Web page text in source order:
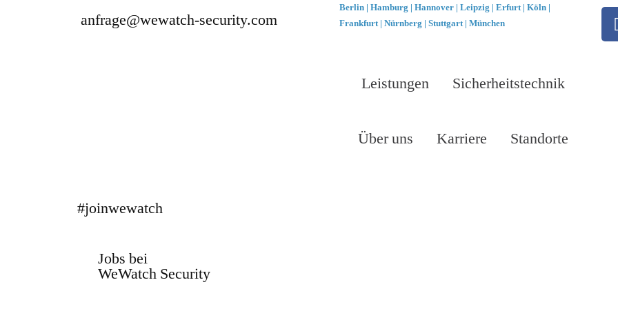
anfrage@wewatch-security.com
Berlin | Hamburg | Hannover | Leipzig | Erfurt | Köln |
Frankfurt | Nürnberg | Stuttgart | München
Leistungen Sicherheitstechnik
Über uns Karriere Standorte
#joinwewatch
Jobs bei
WeWatch Security